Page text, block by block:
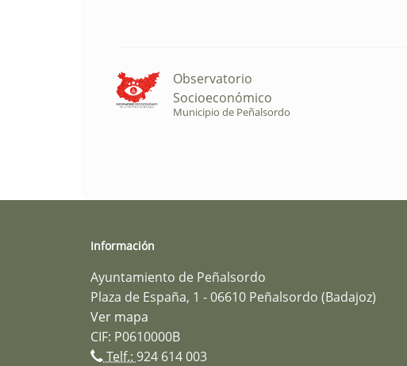
Observatorio
Socioeconómico
Municipio de Peñalsordo
Información
Ayuntamiento de Peñalsordo
Plaza de España, 1 - 06610 Peñalsordo (Badajoz)
Ver mapa
CIF: P0610000B
Telf.: 924 614 003